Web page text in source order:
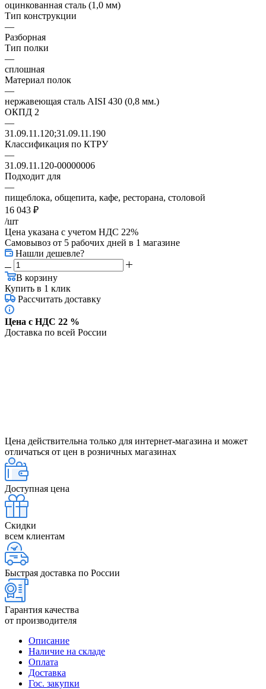
оцинкованная сталь (1,0 мм)
Тип конструкции
—
Разборная
Тип полки
—
сплошная
Материал полок
—
нержавеющая сталь AISI 430 (0,8 мм.)
ОКПД 2
—
31.09.11.120;31.09.11.190
Классификация по КТРУ
—
31.09.11.120-00000006
Подходит для
—
пищеблока, общепита, кафе, ресторана, столовой
16 043 ₽
/шт
Цена указана с учетом НДС 22%
Самовывоз от 5 рабочих дней в 1 магазине
Нашли дешевле?
В корзину
Купить в 1 клик
Рассчитать доставку
Цена с НДС 22 %
Доставка по всей России
Цена действительна только для интернет-магазина и может
отличаться от цен в розничных магазинах
Доступная цена
Скидки
всем клиентам
Быстрая доставка по России
Гарантия качества
от производителя
Описание
Наличие на складе
Оплата
Доставка
Гос. закупки